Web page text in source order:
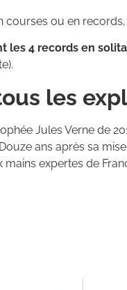
courses ou en
les 4 records en
les
Jules Verne de
ans après sa
expertes de